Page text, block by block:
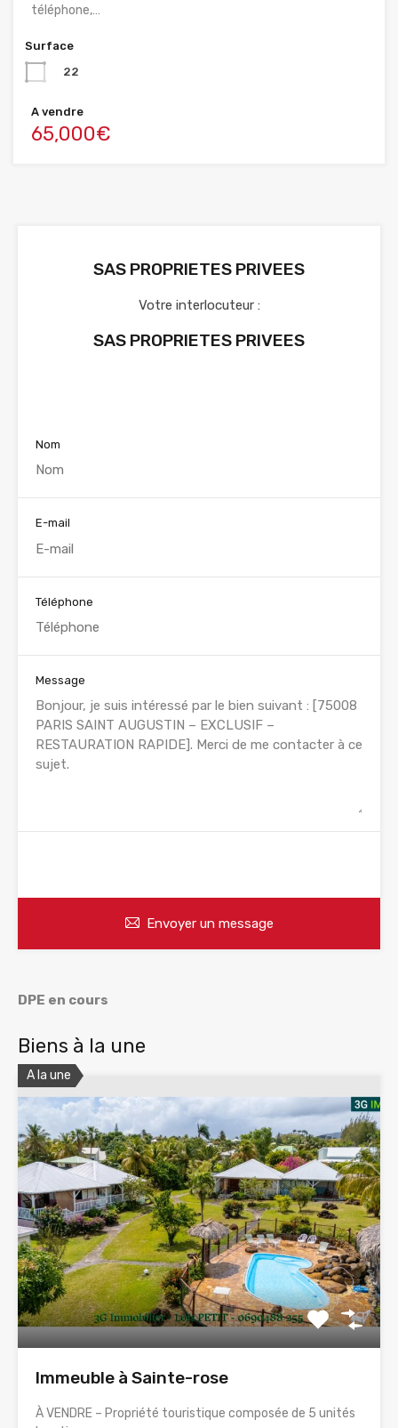
téléphone,…
Surface
22
A vendre
65,000€
SAS PROPRIETES PRIVEES
Votre interlocuteur :
SAS PROPRIETES PRIVEES
Nom
E-mail
Téléphone
Message
Envoyer un message
DPE en cours
Biens à la une
A la une
Immeuble à Sainte-rose
À VENDRE – Propriété touristique composée de 5 unités